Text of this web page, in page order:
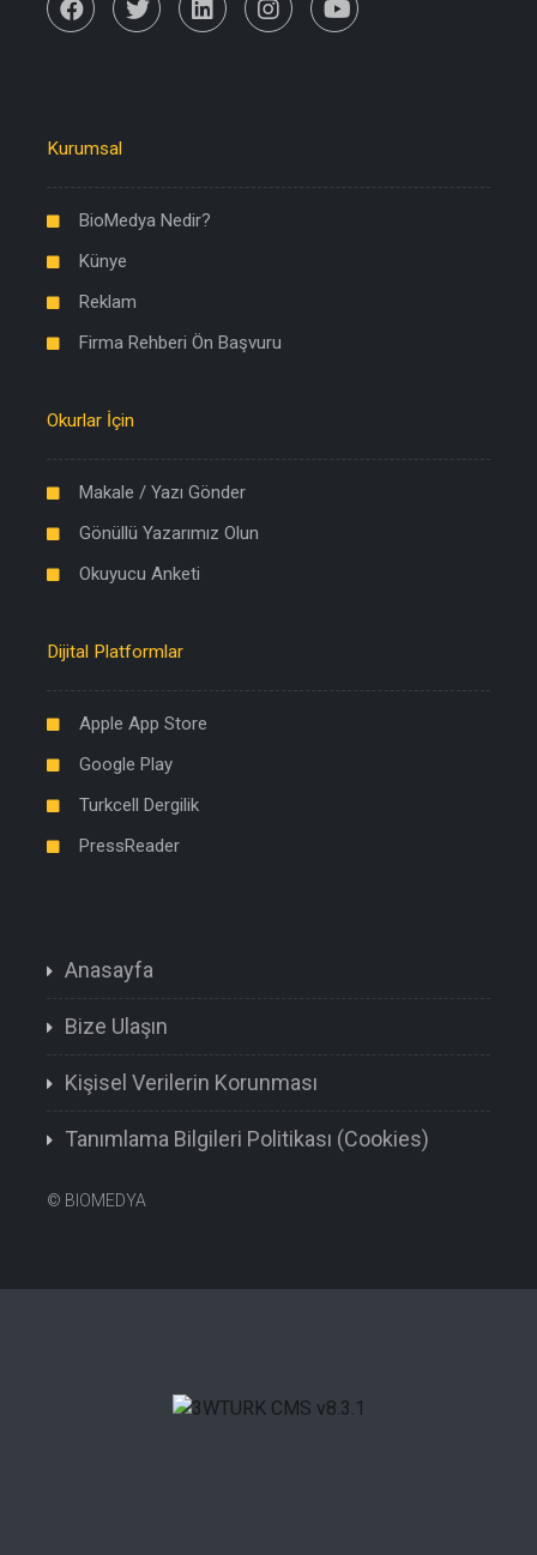
Kurumsal
BioMedya Nedir?
Künye
Reklam
Firma Rehberi Ön Başvuru
Okurlar İçin
Makale / Yazı Gönder
Gönüllü Yazarımız Olun
Okuyucu Anketi
Dijital Platformlar
Apple App Store
Google Play
Turkcell Dergilik
PressReader
Anasayfa
Bize Ulaşın
Kişisel Verilerin Korunması
Tanımlama Bilgileri Politikası (Cookies)
© BIOMEDYA